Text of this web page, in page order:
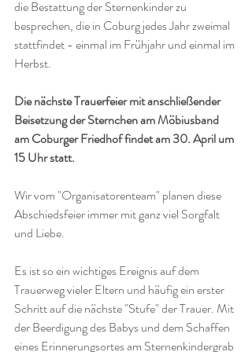
die Bestattung der Sternenkinder zu
besprechen, die in Coburg jedes Jahr zweimal
stattfindet - einmal im Frühjahr und einmal im
Herbst.
Die nächste Trauerfeier mit anschließender
Beisetzung der Sternchen am Möbiusband
am Coburger Friedhof findet am 30. April um
15 Uhr statt.
Wir vom "Organisatorenteam" planen diese
Abschiedsfeier immer mit ganz viel Sorgfalt
und Liebe.
Es ist so ein wichtiges Ereignis auf dem
Trauerweg vieler Eltern und häufig ein erster
Schritt auf die nächste "Stufe" der Trauer. Mit
der Beerdigung des Babys und dem Schaffen
eines Erinnerungsortes am Sternenkindergrab